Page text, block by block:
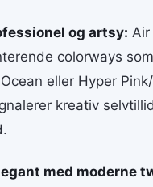
og artsy: Air
colorways
eller Hyper
kreativ
med moderne